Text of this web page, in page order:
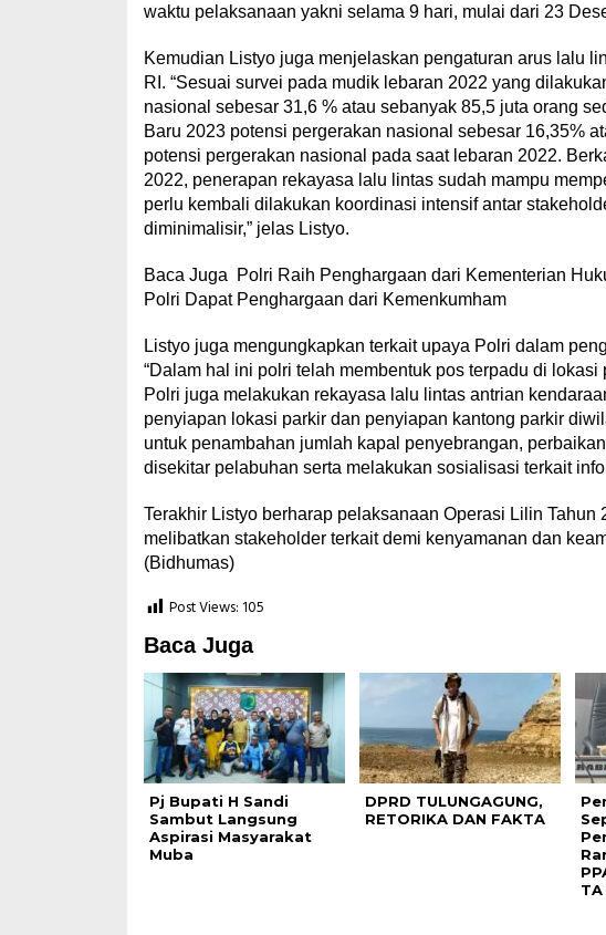
waktu pelaksanaan yakni selama 9 hari, mulai dari 23
Kemudian Listyo juga menjelaskan pengaturan arus lalu
RI. “Sesuai survei pada mudik lebaran 2022 yang
nasional sebesar 31,6 % atau sebanyak 85,5 juta orang
Baru 2023 potensi pergerakan nasional sebesar 16,35%
potensi pergerakan nasional pada saat lebaran 2022.
2022, penerapan rekayasa lalu lintas sudah mampu
perlu kembali dilakukan koordinasi intensif antar
diminimalisir,” jelas Listyo.
Baca Juga Polri Raih Penghargaan dari Kementerian
Polri Dapat Penghargaan dari Kemenkumham
Listyo juga mengungkapkan terkait upaya Polri dalam
“Dalam hal ini polri telah membentuk pos terpadu di
Polri juga melakukan rekayasa lalu lintas antrian
penyiapan lokasi parkir dan penyiapan kantong parkir
untuk penambahan jumlah kapal penyebrangan,
disekitar pelabuhan serta melakukan sosialisasi terkait
Terakhir Listyo berharap pelaksanaan Operasi Lilin
melibatkan stakeholder terkait demi kenyamanan dan
(Bidhumas)
Post Views: 105
Baca Juga
Pj Bupati H Sandi
Sambut Langsung
Aspirasi Masyarakat
Muba
DPRD TULUNGAGUNG,
RETORIKA DAN FAKTA